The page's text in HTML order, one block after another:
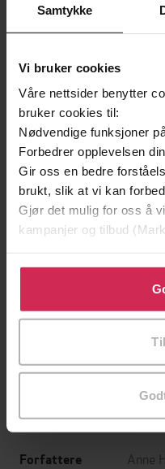
Samtykke
Vi bruker cookies
Våre nettsider benytter
bruker cookies til:
Nødvendige funksjoner
Forbedrer opplevelsen
Gir oss en bedre
brukt, slik at vi kan
Gjør det mulig for oss å
kampanjer og tilbud
Klikk på «Godta alle»
bruke cookies for alle
tilpasse ditt samtykke til
Andre har også
Premium
149,-
Stian Hjelvin Andersen
EBOK
Forfattere Anne